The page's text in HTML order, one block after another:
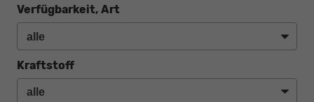
Verfügbarkeit, Art
Kraftstoff